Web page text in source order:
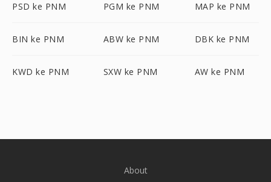
PSD ke PNM PGM ke PNM MAP ke PNM
BIN ke PNM ABW ke PNM DBK ke PNM
KWD ke PNM SXW ke PNM AW ke PNM
About